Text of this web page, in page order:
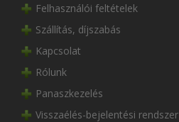
Felhasználói feltételek
Szállítás, díjszabás
Kapcsolat
Rólunk
Panaszkezelés
Visszaélés-bejelentési rendszer